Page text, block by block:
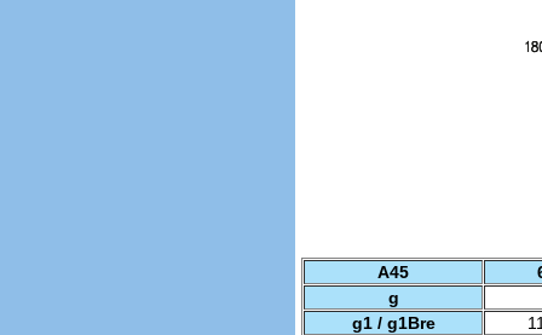
A45
g
g1 / g1Bre